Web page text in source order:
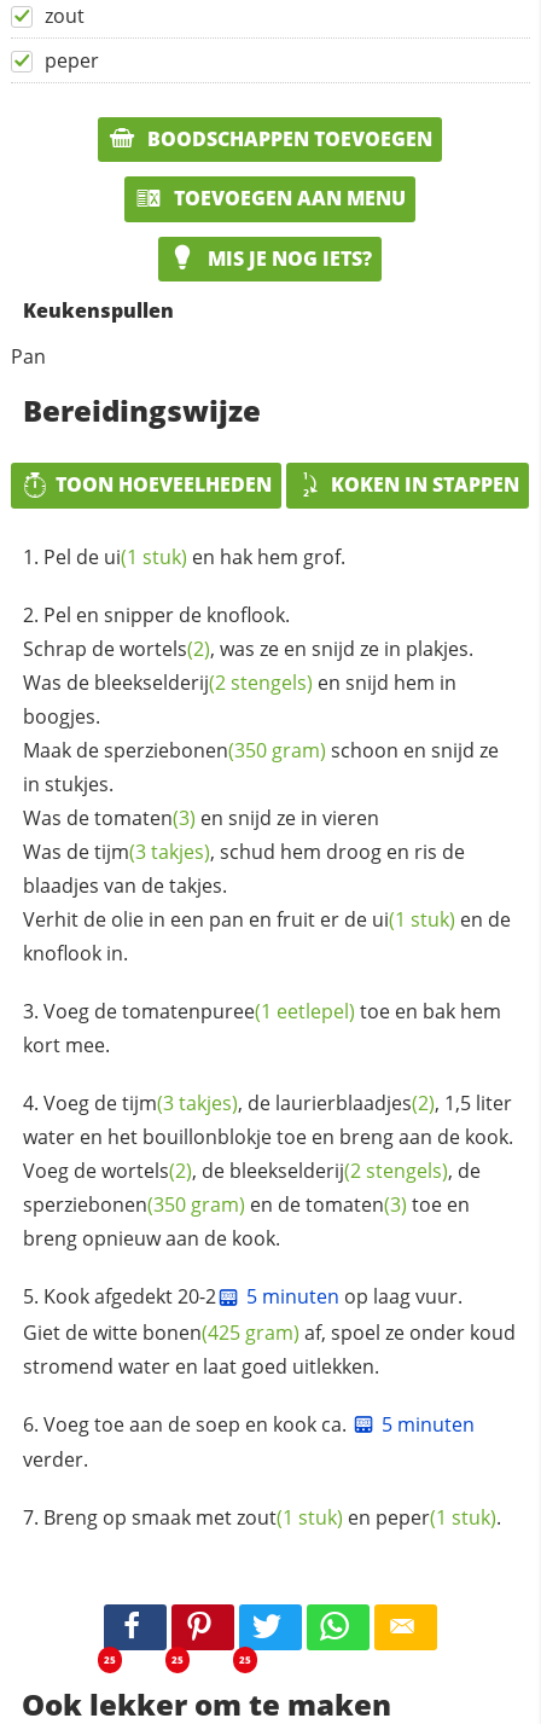
zout
peper
BOODSCHAPPEN TOEVOEGEN
TOEVOEGEN AAN MENU
MIS JE NOG IETS?
Keukenspullen
Pan
Bereidingswijze
TOON HOEVEELHEDEN KOKEN IN STAPPEN
Pel de ui(1 stuk) en hak hem grof.
Pel en snipper de knoflook.
Schrap dewortels(2), was ze en snijd ze in plakjes.
Was de bleekselderij(2 stengels) en snijd hem in
boogjes.
Maak desperziebonen(350 gram) schoon en snijd ze
in stukjes.
Was detomaten(3) en snijd ze in vieren
Was detijm(3 takjes), schud hem droog en ris de
blaadjes van de takjes.
Verhit de olie in een pan en fruit er de ui(1 stuk) en de
knoflook in.
Voeg detomatenpuree(1 eetlepel) toe en bak hem
kort mee.
Voeg detijm(3 takjes), de laurierblaadjes(2), 1,5 liter
water en het bouillonblokje toe en breng aan de kook.
Voeg dewortels(2), de bleekselderij(2 stengels), de
sperziebonen(350 gram) en detomaten(3) toe en
breng opnieuw aan de kook.
Kook afgedekt 20-2 5 minuten op laag vuur.
Giet de witte bonen(425 gram) af, spoel ze onder koud
stromend water en laat goed uitlekken.
Voeg toe aan de soep en kook ca.
5 minuten
verder.
Breng op smaak metzout(1 stuk) en peper(1 stuk).
25 25 25
Ook lekker om te maken